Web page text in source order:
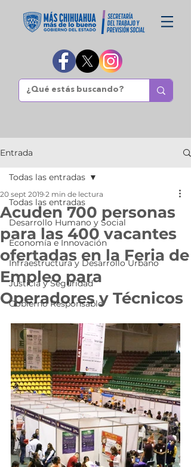
Entrada
Todas las entradas
Desarrollo Humano y Social
Economía e Innovación
Infraestructura y Desarrollo Urbano
Justicia y Seguridad
Gobierno Responsable
Todas las entradas
Acuden 700 personas
para las 400 vacantes
ofertadas en la Feria de
Empleo para
Operadores y Técnicos
20 sept 2019 2 min de lectura